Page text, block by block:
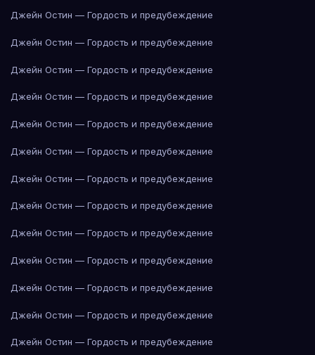
Джейн Остин — Гордость и предубеждение
Джейн Остин — Гордость и предубеждение
Джейн Остин — Гордость и предубеждение
Джейн Остин — Гордость и предубеждение
Джейн Остин — Гордость и предубеждение
Джейн Остин — Гордость и предубеждение
Джейн Остин — Гордость и предубеждение
Джейн Остин — Гордость и предубеждение
Джейн Остин — Гордость и предубеждение
Джейн Остин — Гордость и предубеждение
Джейн Остин — Гордость и предубеждение
Джейн Остин — Гордость и предубеждение
Джейн Остин — Гордость и предубеждение